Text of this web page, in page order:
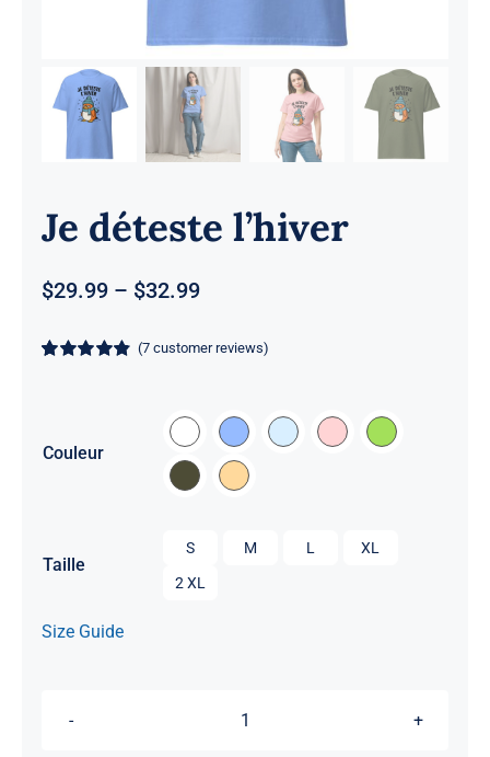
Je déteste l’hiver
$29.99 – $32.99Price
$29.99
(7 customer reviews)
Couleur
Taille
S M L
XL
2 XL
Size Guide